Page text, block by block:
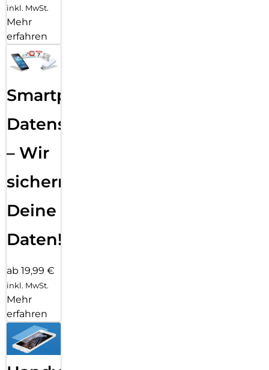
inkl. MwSt.
Mehr
erfahren
Smartphone
Datensicherung
– Wir
sichern
Deine
Daten!
ab 19,99 €
inkl. MwSt.
Mehr
erfahren